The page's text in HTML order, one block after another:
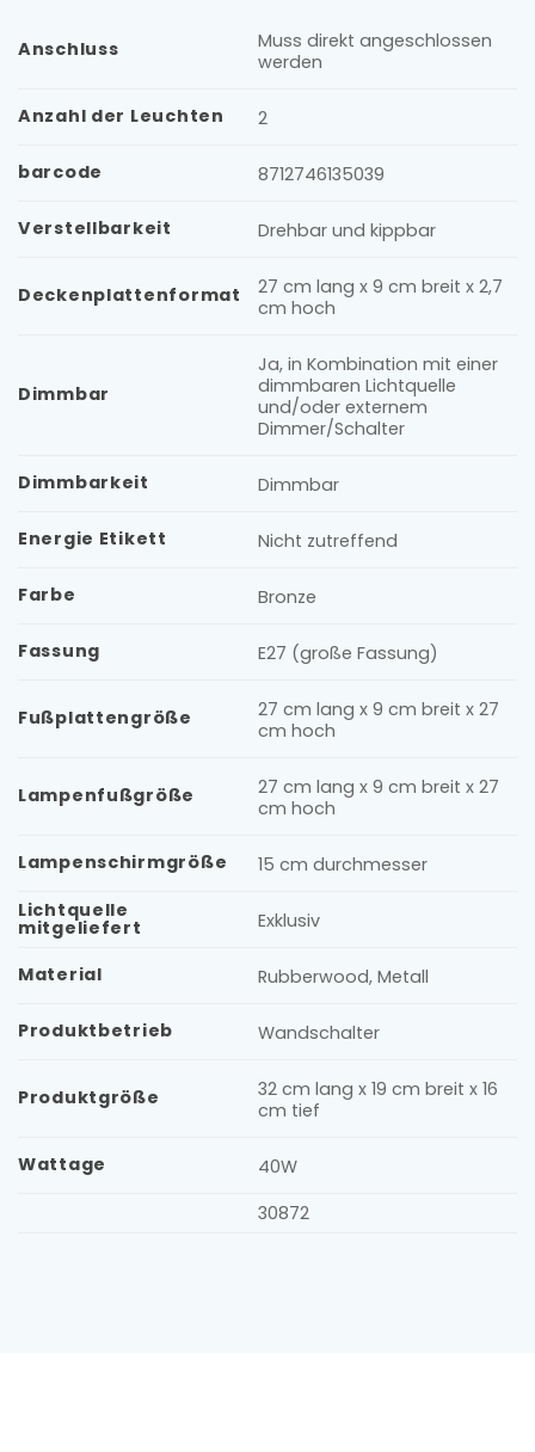
Anschluss
Muss direkt angeschlossen
werden
Anzahl der Leuchten 2
barcode 8712746135039
Verstellbarkeit Drehbar und kippbar
Deckenplattenformat
27 cm lang x 9 cm breit x 2,7
cm hoch
Dimmbar
Ja, in Kombination mit einer
dimmbaren Lichtquelle
und/oder externem
Dimmer/Schalter
Dimmbarkeit Dimmbar
Energie Etikett Nicht zutreffend
Farbe Bronze
Fassung E27 (große Fassung)
Fußplattengröße
27 cm lang x 9 cm breit x 27
cm hoch
Lampenfußgröße
27 cm lang x 9 cm breit x 27
cm hoch
Lampenschirmgröße
15 cm durchmesser
Lichtquelle
mitgeliefert Exklusiv
Material Rubberwood, Metall
Produktbetrieb Wandschalter
Produktgröße
32 cm lang x 19 cm breit x 16
cm tief
Wattage
40W
30872